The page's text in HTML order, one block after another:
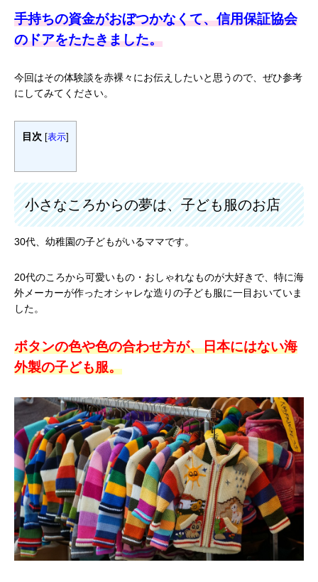
手持ちの資金がおぼつかなくて、信用保証協会
のドアをたたきました。
今回はその体験談を赤裸々にお伝えしたいと思うので、ぜひ参考
にしてみてください。
目次 表示
小さなころからの夢は、子ども服のお店
30代、幼稚園の子どもがいるママです。
20代のころから可愛いもの・おしゃれなものが大好きで、特に海
外メーカーが作ったオシャレな造りの子ども服に一目おいていま
した。
ボタンの色や色の合わせ方が、日本にはない海
外製の子ども服。